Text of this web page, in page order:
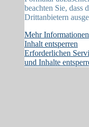
beachten Sie, dass
Drittanbietern
Mehr Informationen
Inhalt entsperren
Erforderlichen
und Inhalte